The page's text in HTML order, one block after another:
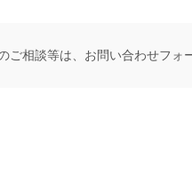
ご相談等は、 お問い合わせフォ